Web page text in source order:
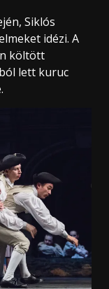
Siklós
idézi. A
költött
lett kuruc